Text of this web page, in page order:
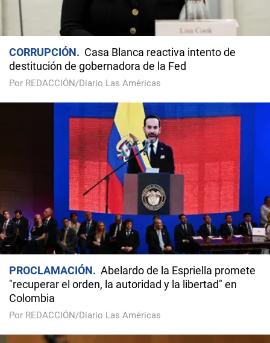
CORRUPCIÓN
Casa Blanca reactiva intento de
destitución de gobernadora de la Fed
Por REDACCIÓN/Diario Las Américas
PROCLAMACIÓN
Abelardo de la Espriella promete
"recuperar el orden, la autoridad y la libertad" en
Colombia
Por REDACCIÓN/Diario Las Américas